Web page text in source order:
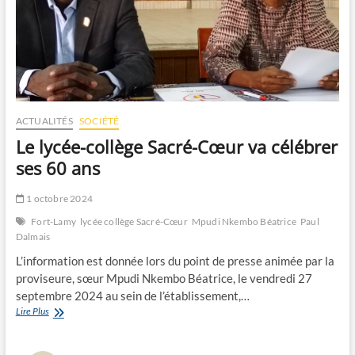
ACTUALITÉS SOCIÉTÉ
Le lycée-collège Sacré-Cœur va célébrer
ses 60 ans
1 octobre 2024
Fort-Lamy lycée collège Sacré-Cœur Mpudi Nkembo Béatrice Paul
Dalmais
L’information est donnée lors du point de presse animée par la
proviseure, sœur Mpudi Nkembo Béatrice, le vendredi 27
septembre 2024 au sein de l’établissement,…
Lire PlusLe